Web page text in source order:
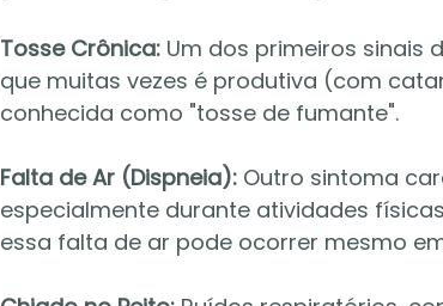
Tosse Crônica: Um dos primeiros sinais
que muitas vezes é produtiva (com
conhecida como "tosse de fumante".
Falta de Ar (Dispneia): Outro sintoma
especialmente durante atividades
essa falta de ar pode ocorrer mesmo